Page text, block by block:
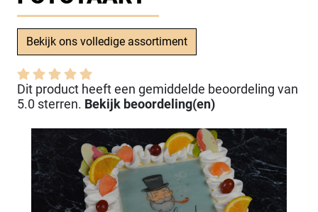
Bekijk ons volledige assortiment
Dit product heeft een gemiddelde beoordeling van
5.0 sterren. Bekijk beoordeling(en)